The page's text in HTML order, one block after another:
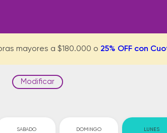
mayores a $180.000 o 25% OFF con
Modificar
SABADO DOMINGO LUNES